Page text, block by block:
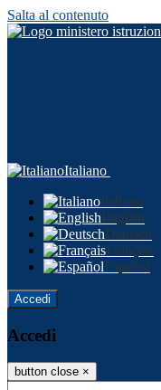
Salta al contenuto
Italiano
Italiano
English
Deutsch
Français
Español
Accedi
Accedi
button close ×